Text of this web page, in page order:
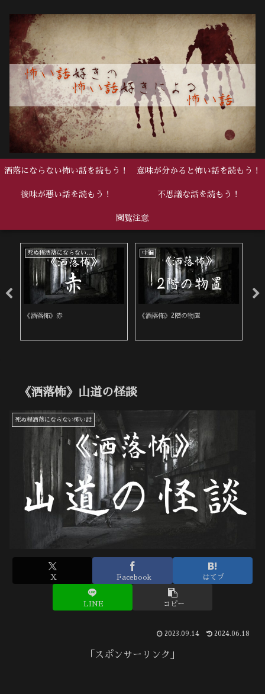
洒落にならない怖い話を読もう！ 意味が分かると怖い話を読もう！
後味が悪い話を読もう！ 不思議な話を読もう！
閲覧注意
死ぬ程洒落にならない怖い話
《洒落怖》赤
中編
《洒落怖》2階の物置
《洒落怖》山道の怪談
死ぬ程洒落にならない怖い話
X Facebook はてブ
LINE コピー
2023.09.14 2024.06.18
「スポンサーリンク」